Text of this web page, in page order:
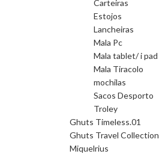
Carteiras
Estojos
Lancheiras
Mala Pc
Mala tablet/ i pad
Mala Tiracolo
mochilas
Sacos Desporto
Troley
Ghuts Timeless.01
Ghuts Travel Collection
Miquelrius